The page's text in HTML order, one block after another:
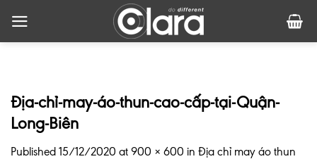
content
Địa-chỉ-may-áo-thun-cao-cấp-tại-Quận-
Long-Biên
Published 15/12/2020 at 900 × 600 in Địa chỉ may áo thun